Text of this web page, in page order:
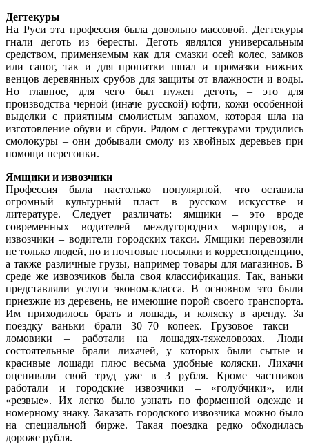
Дегтекуры
На Руси эта профессия была довольно массовой. Дегтекуры
гнали деготь из бересты. Деготь являлся универсальным
средством, применяемым как для смазки осей колес, замков
или сапог, так и для пропитки шпал и промазки нижних
венцов деревянных срубов для защиты от влажности и воды.
Но главное, для чего был нужен деготь, – это для
производства черной (иначе русской) юфти, кожи особенной
выделки с приятным смолистым запахом, которая шла на
изготовление обуви и сбруи. Рядом с дегтекурами трудились
смолокуры – они добывали смолу из хвойных деревьев при
помощи перегонки.
Ямщики и извозчики
Профессия была настолько популярной, что оставила
огромный культурный пласт в русском искусстве и
литературе. Следует различать: ямщики – это вроде
современных водителей междугородних маршрутов, а
извозчики – водители городских такси. Ямщики перевозили
не только людей, но и почтовые посылки и корреспонденцию,
а также различные грузы, например товары для магазинов. В
среде же извозчиков была своя классификация. Так, ваньки
представляли услуги эконом-класса. В основном это были
приезжие из деревень, не имеющие порой своего транспорта.
Им приходилось брать и лошадь, и коляску в аренду. За
поездку ваньки брали 30–70 копеек. Грузовое такси –
ломовики – работали на лошадях-тяжеловозах. Люди
состоятельные брали лихачей, у которых были сытые и
красивые лошади плюс весьма удобные коляски. Лихачи
оценивали свой труд уже в 3 рубля. Кроме частников
работали и городские извозчики – «голубчики», или
«резвые». Их легко было узнать по форменной одежде и
номерному знаку. Заказать городского извозчика можно было
на специальной бирже. Такая поездка редко обходилась
дороже рубля.